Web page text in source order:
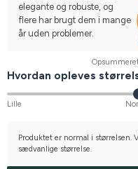
elegante og robuste, og
flere har brugt dem i mange
år uden problemer.
Hvordan opleves
Lille
Produktet er normal i størrelsen.
sædvanlige størrelse.